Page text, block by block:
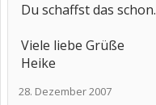
Du schaffst das schon.
Viele liebe Grüße
Heike
28. Dezember 2007